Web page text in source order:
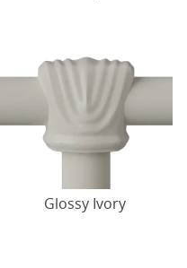
Glossy Ivory